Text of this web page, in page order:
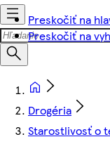
Preskočiť na
Preskočiť na
Drogéria
Starostlivosť o